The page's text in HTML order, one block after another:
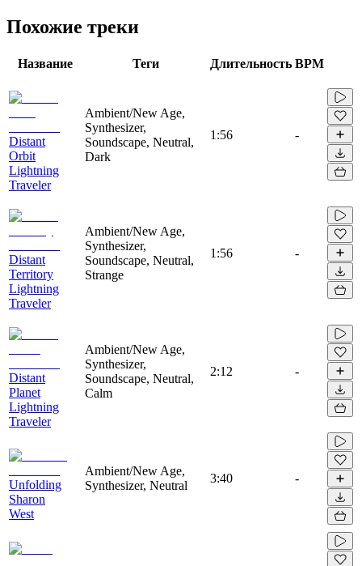
Похожие треки
Название Теги Длительность BPM
Distant
Orbit
Lightning
Traveler
Ambient/New Age,
Synthesizer,
Soundscape, Neutral,
Dark
1:56 -
Distant
Territory
Lightning
Traveler
Ambient/New Age,
Synthesizer,
Soundscape, Neutral,
Strange
1:56 -
Distant
Planet
Lightning
Traveler
Ambient/New Age,
Synthesizer,
Soundscape, Neutral,
Calm
2:12 -
Unfolding
Sharon
West
Ambient/New Age,
Synthesizer, Neutral
3:40 -